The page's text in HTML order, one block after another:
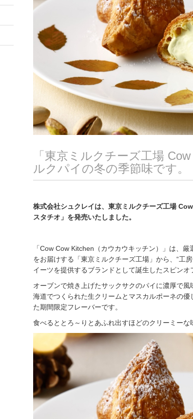
「東京ミルクチーズ工場
ルクパイの冬の季節味です。
株式会社シュクレイは、東京ミルクチーズ工場
スタチオ」を発売いたしました。
「Cow Cow Kitchen（カウカウキッチン）」は、
をお届けする「東京ミルクチーズ工場」から、“工
イーツを提供するブランドとして誕生したスピンオ
オーブンで焼き上げたサックサクのパイに濃厚で
海道でつくられた生クリームとマスカルポーネの
た期間限定フレーバーです。
食べるととろ～りとあふれ出すほどのクリーミーな